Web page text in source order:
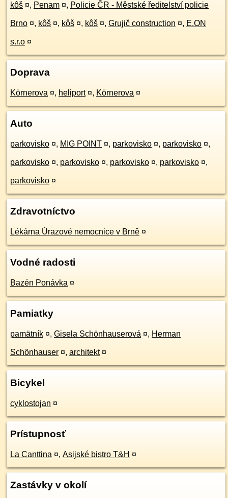
kôš ¤, Penam ¤, Policie ČR - Městské ředitelství policie
Brno ¤, kôš ¤, kôš ¤, kôš ¤, Grujič construction ¤, E.ON
s.r.o ¤
Doprava
Körnerova ¤, heliport ¤, Körnerova ¤
Auto
parkovisko ¤, MIG POINT ¤, parkovisko ¤, parkovisko ¤,
parkovisko ¤, parkovisko ¤, parkovisko ¤, parkovisko ¤,
parkovisko ¤
Zdravotníctvo
Lékárna Úrazové nemocnice v Brně ¤
Vodné radosti
Bazén Ponávka ¤
Pamiatky
pamätník ¤, Gisela Schönhauserová ¤, Herman
Schönhauser ¤, architekt ¤
Bicykel
cyklostojan ¤
Prístupnosť
La Canttina ¤, Asijské bistro T&H ¤
Zastávky v okolí